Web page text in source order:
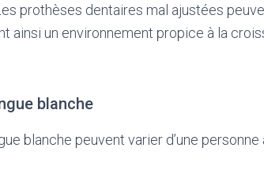
prothèses dentaires mal ajustées
ainsi un environnement propice à la
blanche
blanche peuvent varier d’une personne